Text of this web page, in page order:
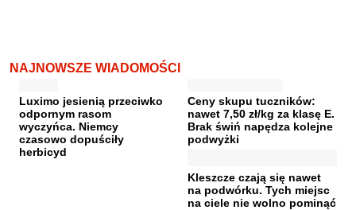
NAJNOWSZE WIADOMOŚCI
Luximo jesienią przeciwko
odpornym rasom
wyczyńca. Niemcy
czasowo dopuściły
herbicyd
Ceny skupu tuczników:
nawet 7,50 zł/kg za klasę E.
Brak świń napędza kolejne
podwyżki
Kleszcze czają się nawet
na podwórku. Tych miejsc
na ciele nie wolno pominąć